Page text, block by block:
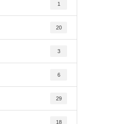
1
20
3
6
29
18